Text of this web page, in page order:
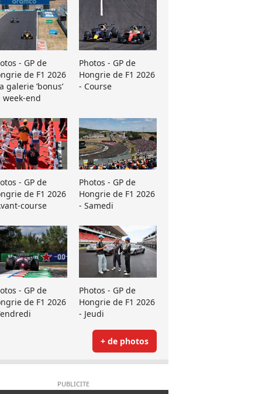
- GP de
de F1 2026
galerie ’bonus’
week-end
Photos - GP de
Hongrie de F1 2026
- Course
- GP de
de F1 2026
course
Photos - GP de
Hongrie de F1 2026
- Samedi
- GP de
de F1 2026
Photos - GP de
Hongrie de F1 2026
- Jeudi
+ de photos